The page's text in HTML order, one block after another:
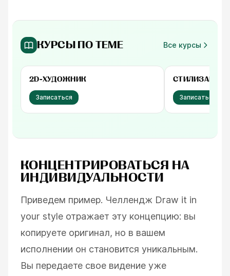
КУРСЫ ПО ТЕМЕ Все курсы
Бесплатно
2D-ХУДОЖНИК
Записаться
Бесплатно
СТИЛИЗАЦИЯ
Записаться
КОНЦЕНТРИРОВАТЬСЯ НА
ИНДИВИДУАЛЬНОСТИ
Приведем пример. Челлендж Draw it in
your style отражает эту концепцию: вы
копируете оригинал, но в вашем
исполнении он становится уникальным.
Вы передаете свое видение уже